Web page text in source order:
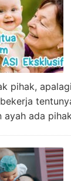
pihak,
ayah ada